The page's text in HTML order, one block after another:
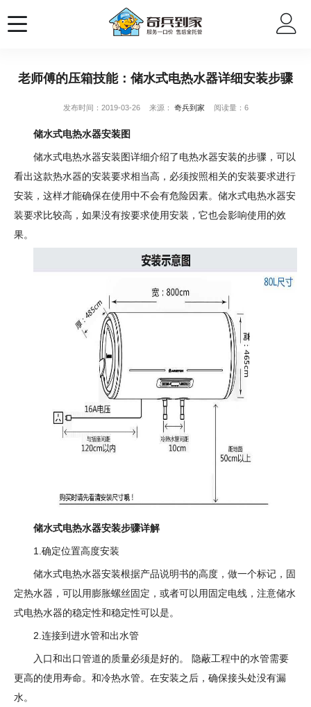
老师傅的压箱技能：储水式电热水器详细安装步骤
发布时间：2019-03-26 来源： 奇兵到家 阅读量：6
储水式电热水器安装图
储水式电热水器安装图详细介绍了电热水器安装的步骤，可以
看出这款热水器的安装要求相当高，必须按照相关的安装要求进行
安装，这样才能确保在使用中不会有危险因素。储水式电热水器安
装要求比较高，如果没有按要求使用安装，它也会影响使用的效
果。
储水式电热水器安装步骤详解
1.确定位置高度安装
储水式电热水器安装根据产品说明书的高度，做一个标记，固
定热水器，可以用膨胀螺丝固定，或者可以用固定电线，注意储水
式电热水器的稳定性和稳定性可以是。
2.连接到进水管和出水管
入口和出口管道的质量必须是好的。 隐蔽工程中的水管需要
更高的使用寿命。和冷热水管。在安装之后，确保接头处没有漏
水。